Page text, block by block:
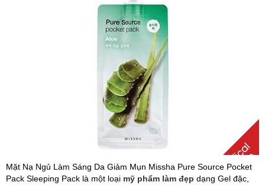
Mặt Nạ Ngủ Làm Sáng Da Giảm Mụn Missha Pure Source Pocket
Pack Sleeping Pack là một loại mỹ phẩm làm đẹp dạng Gel đặc,